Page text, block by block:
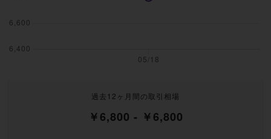
過去12ヶ月間の取引相場
￥6,800 - ￥6,800